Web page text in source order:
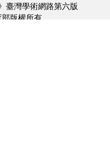
臺灣學術網路第六版
版權所有